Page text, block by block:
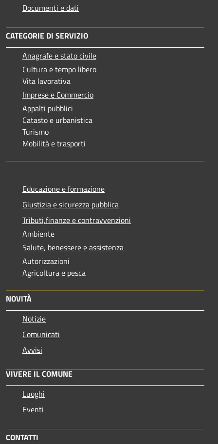
Documenti e dati
CATEGORIE DI SERVIZIO
Anagrafe e stato civile
Cultura e tempo libero
Vita lavorativa
Imprese e Commercio
Appalti pubblici
Catasto e urbanistica
Turismo
Mobilità e trasporti
Educazione e formazione
Giustizia e sicurezza pubblica
Tributi,finanze e contravvenzioni
Ambiente
Salute, benessere e assistenza
Autorizzazioni
Agricoltura e pesca
NOVITÀ
Notizie
Comunicati
Avvisi
VIVERE IL COMUNE
Luoghi
Eventi
CONTATTI